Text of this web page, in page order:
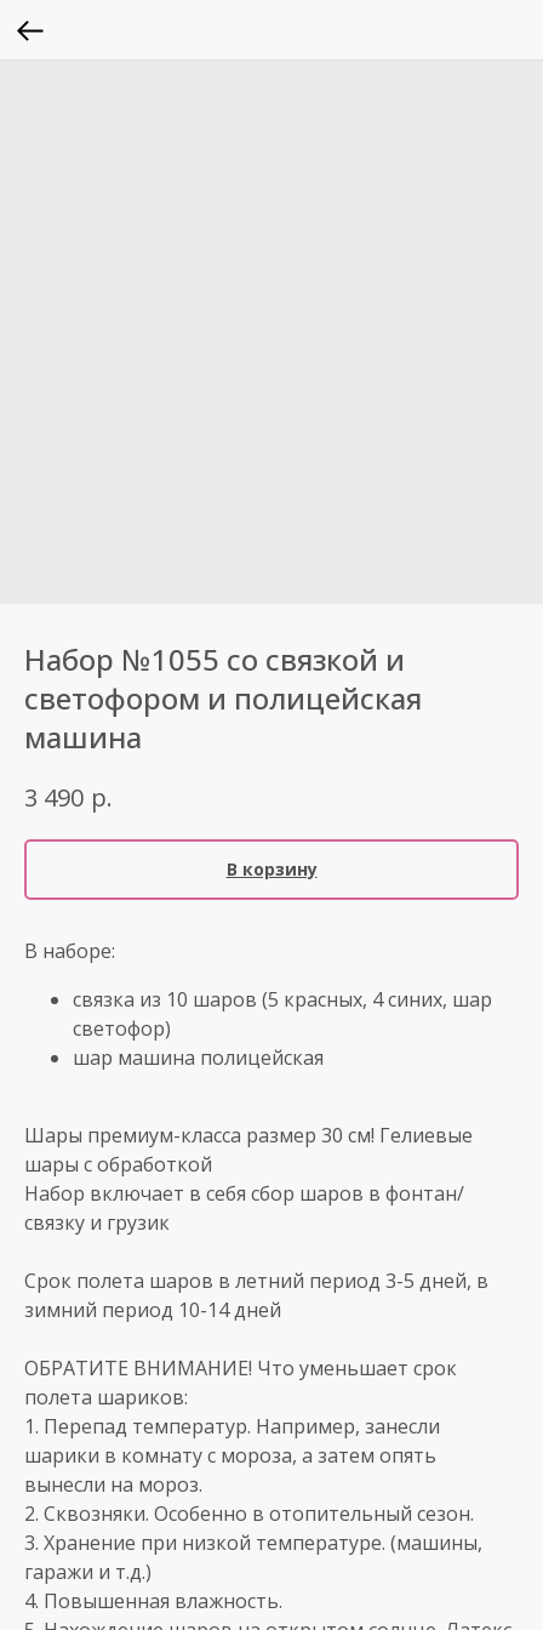
Набор №1055 со связкой и
светофором и полицейская
машина
3 490 р.
В корзину
В наборе:
связка из 10 шаров (5 красных, 4 синих, шар
светофор)
шар машина полицейская
Шары премиум-класса размер 30 см! Гелиевые
шары с обработкой
Набор включает в себя сбор шаров в фонтан/
связку и грузик
Срок полета шаров в летний период 3-5 дней, в
зимний период 10-14 дней
ОБРАТИТЕ ВНИМАНИЕ! Что уменьшает срок
полета шариков:
1. Перепад температур. Например, занесли
шарики в комнату с мороза, а затем опять
вынесли на мороз.
2. Сквозняки. Особенно в отопительный сезон.
3. Хранение при низкой температуре. (машины,
гаражи и т.д.)
4. Повышенная влажность.